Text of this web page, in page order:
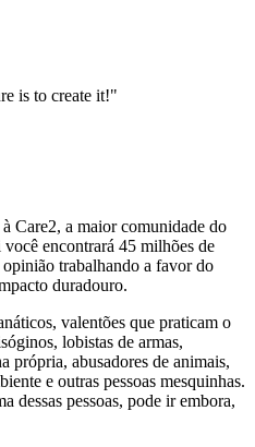
is to create it!"
Care2, a maior comunidade do
encontrará 45 milhões de
opinião trabalhando a favor do
duradouro.
valentões que praticam o
lobistas de armas,
própria, abusadores de animais,
e outras pessoas mesquinhas.
dessas pessoas, pode ir embora,